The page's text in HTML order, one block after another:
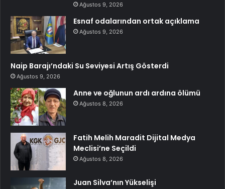
Ağustos 9, 2026
Esnaf odalarından ortak açıklama
Ağustos 9, 2026
Naip Barajı’ndaki Su Seviyesi Artış Gösterdi
Ağustos 9, 2026
Anne ve oğlunun ardı ardına ölümü
Ağustos 8, 2026
Fatih Melih Maradit Dijital Medya
Meclisi’ne Seçildi
Ağustos 8, 2026
Juan Silva’nın Yükselişi